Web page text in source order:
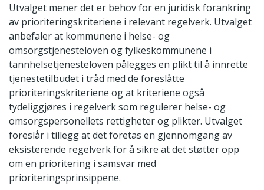
Utvalget mener det er behov for en juridisk forankring
av prioriteringskriteriene i relevant regelverk. Utvalget
anbefaler at kommunene i helse- og
omsorgstjenesteloven og fylkeskommunene i
tannhelsetjenesteloven pålegges en plikt til å innrette
tjenestetilbudet i tråd med de foreslåtte
prioriteringskriteriene og at kriteriene også
tydeliggjøres i regelverk som regulerer helse- og
omsorgspersonellets rettigheter og plikter. Utvalget
foreslår i tillegg at det foretas en gjennomgang av
eksisterende regelverk for å sikre at det støtter opp
om en prioritering i samsvar med
prioriteringsprinsippene.